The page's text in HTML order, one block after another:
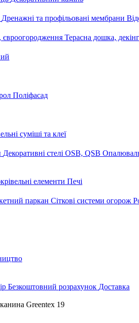
Дренажні та профільовані мембрани
євроогородження Терасна дошка, декінг
Поліфасад
суміші та клеї
Декоративні стелі OSB, QSB
елементи Печі
паркан Сіткові системи огорож
Безкоштовний розрахунок Доставка
Greentex 19